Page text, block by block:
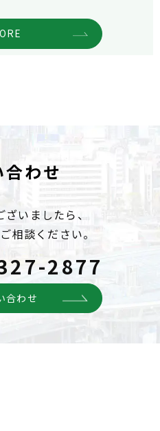
合わせ
ざいましたら、
相談ください。
2877
合わせ